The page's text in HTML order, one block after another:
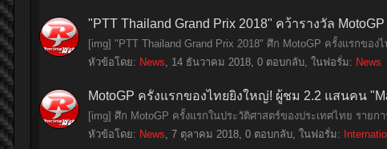
"PTT Thailand Grand Prix 2018" คว้ารางวัล
[img] "PTT Thailand Grand Prix 2018" ศึก MotoGP ครั้งแรกข
หัวข้อโดย: News, 14 ธันวาคม 2018, 0 ตอบกลับ, ในฟอรั่ม: News
MotoGP ครั้งแรกของไทยยิ่งใหญ่! ผู้ชม 2.2 แสนคน
[img] ศึก MotoGP ครั้งแรกในประวัติศาสตร์ของประเทศไทย ราย
หัวข้อโดย: News, 7 ตุลาคม 2018, 0 ตอบกลับ, ในฟอรั่ม: